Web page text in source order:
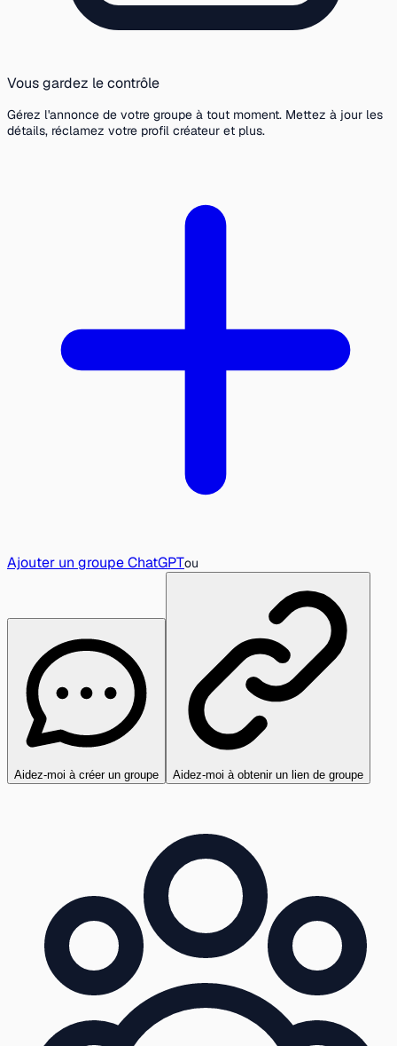
Vous gardez le contrôle
Gérez l'annonce de votre groupe à tout moment. Mettez à jour les
détails, réclamez votre profil créateur et plus.
Ajouter un groupe ChatGPTou
Aidez-moi à créer un groupe Aidez-moi à obtenir un lien de groupe